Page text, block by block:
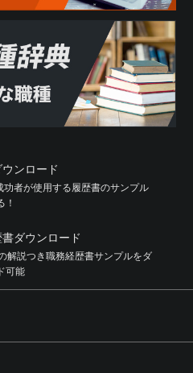
ンロード
功者が使用する履歴書のサンプル
！
ダウンロード
解説つき職務経歴書サンプルをダ
可能